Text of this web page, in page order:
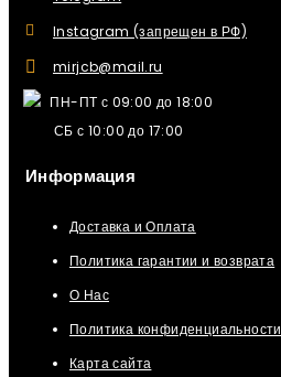
Instagram (запрещен в РФ)
mirjcb@mail.ru
ПН-ПТ с 09:00 до 18:00
СБ с 10:00 до 17:00
Информация
Доставка и Оплата
Политика гарантии и возврата
О Нас
Политика конфиденциальности
Карта сайта